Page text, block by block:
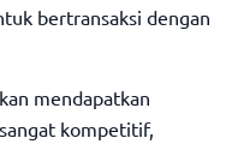
bertransaksi dengan
mendapatkan
kompetitif,